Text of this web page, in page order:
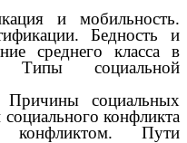
и мобильность.
Бедность и
среднего класса в
Типы социальной
Причины социальных
конфликта
конфликтом. Пути